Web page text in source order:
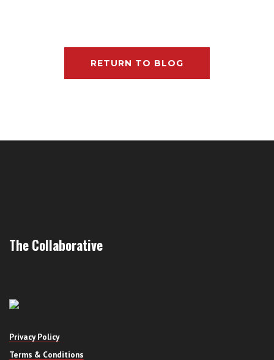
RETURN TO BLOG
The Collaborative
Privacy Policy
Terms & Conditions